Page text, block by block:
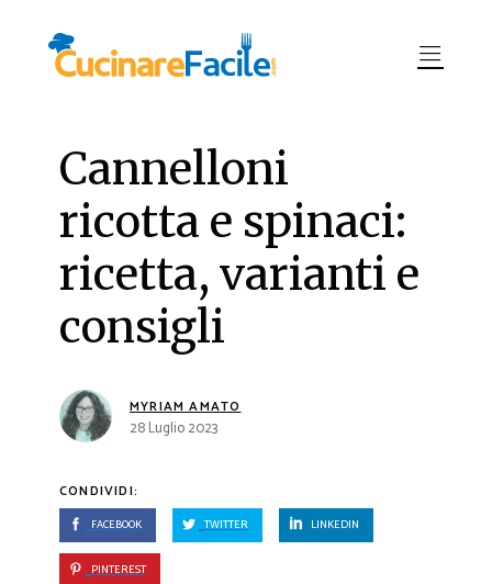
Cannelloni
ricotta e spinaci:
ricetta, varianti e
consigli
MYRIAM AMATO
28 Luglio 2023
CONDIVIDI:
FACEBOOK TWITTER LINKEDIN
PINTEREST